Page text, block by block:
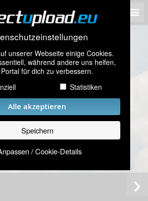
unserer Webseite einige Cookies.
während andere uns helfen,
für dich zu verbessern.
Statistiken
Alle akzeptieren
Speichern
/ Cookie-Details